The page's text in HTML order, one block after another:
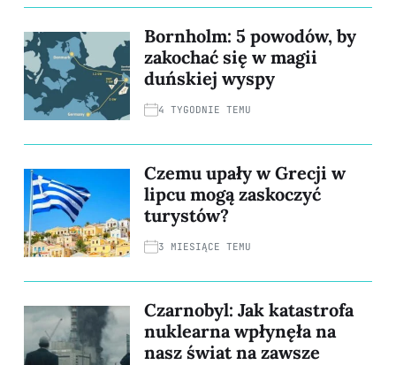
Bornholm: 5 powodów, by
zakochać się w magii
duńskiej wyspy
4 TYGODNIE TEMU
Czemu upały w Grecji w
lipcu mogą zaskoczyć
turystów?
3 MIESIĄCE TEMU
Czarnobyl: Jak katastrofa
nuklearna wpłynęła na
nasz świat na zawsze